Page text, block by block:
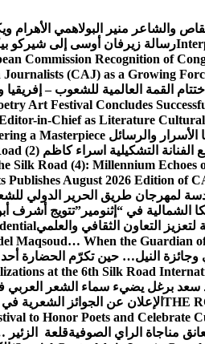
والشاعر منير البولاهمي الأهرام
رسالة زيرفان أوسى إلى شيركو
Commission Recognition of
(CAJ) as a Growing
اختتام القمة العالمية للشعوب – إفريقيا
Art Festival Concludes
in-Chief as Literature
والرسائل a Masterpiece
الفنانة التشكيلية اسراء كاظم (2)
Silk Road (4): Millennium Echoes
Publishes August 2026 Edition of
لمهرجان طريق الحرير الدولي
الشمالية في “إثنومير”تتويج أشرف
لتعزيز التعاون الثقافي والعلمي
Maqsoud… When the Guardian
النيل… حين تكرّم الحضارة أحد
at the 6th Silk Road
سعد برغل يضيء سماء الشعر العربي
THE الإعلان عن الجوائز الشعرية
to Honor Poets and Celebrate
مناجاة الراي الصوفيةقلعة الزئير